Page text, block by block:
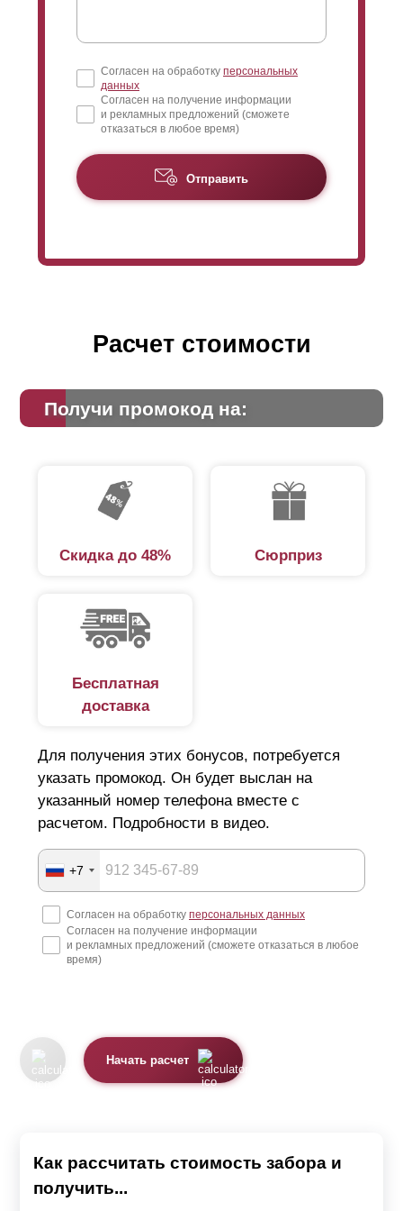
Согласен на обработку персональных
данных
Согласен на получение информации
и рекламных предложений (сможете
отказаться в любое время)
Отправить
Расчет стоимости
Получи промокод на:
Скидка до 48% Сюрприз
Бесплатная
доставка
Для получения этих бонусов, потребуется
указать промокод. Он будет выслан на
указанный номер телефона вместе с
расчетом. Подробности в видео.
+7
Согласен на обработку персональных данных
Согласен на получение информации
и рекламных предложений (сможете отказаться в любое
время)
Начать расчет
Как рассчитать стоимость забора и
получить...